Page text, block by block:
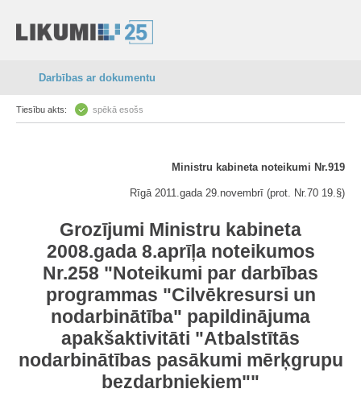
Darbības ar dokumentu
Tiesību akts: spēkā esošs
Ministru kabineta noteikumi Nr.919
Rīgā 2011.gada 29.novembrī (prot. Nr.70 19.§)
Grozījumi Ministru kabineta
2008.gada 8.aprīļa noteikumos
Nr.258 "Noteikumi par darbības
programmas "Cilvēkresursi un
nodarbinātība" papildinājuma
apakšaktivitāti "Atbalstītās
nodarbinātības pasākumi mērķgrupu
bezdarbniekiem""